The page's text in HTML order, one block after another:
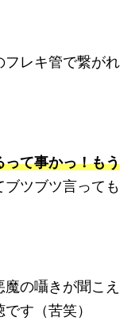
フレキ管で繋がれ
って事かっ！もう
ブツブツ言っても
の囁きが聞こえ
す（苦笑）